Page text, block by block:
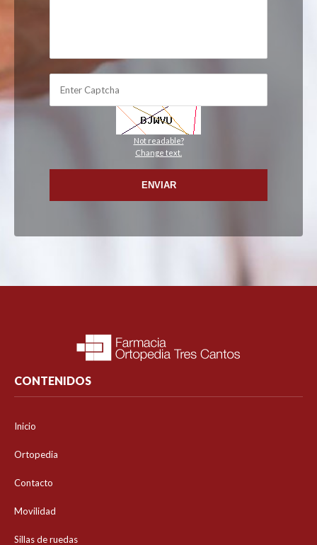
Not readable?
Change text.
ENVIAR
CONTENIDOS
Inicio
Ortopedia
Contacto
Movilidad
Sillas de ruedas